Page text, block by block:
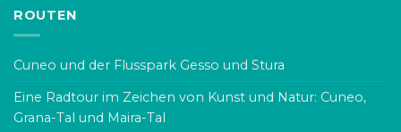
ROUTEN
Cuneo und der Flusspark Gesso und Stura
Eine Radtour im Zeichen von Kunst und Natur: Cuneo,
Grana-Tal und Maira-Tal